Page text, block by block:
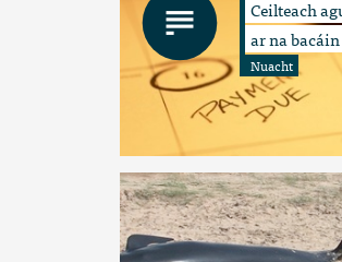
Ceilteach
ar na
Nuacht